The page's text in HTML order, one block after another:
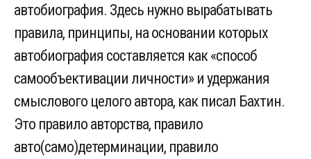
автобиография. Здесь нужно вырабатывать
правила, принципы, на основании которых
автобиография составляется как «способ
самообъективации личности» и удержания
смыслового целого автора, как писал Бахтин.
Это правило авторства, правило
авто(само)детерминации, правило